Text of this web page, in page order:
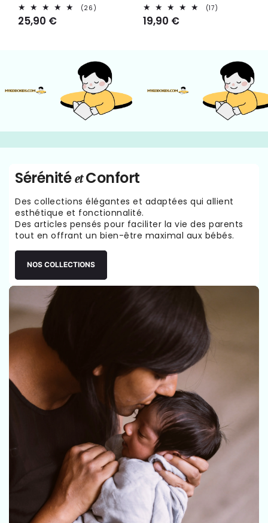
(26)
Prix
25,90 €
(17)
Prix
19,90 €
SérénitéetConfort
Des collections élégantes et adaptées qui allient
esthétique et fonctionnalité.
Des articles pensés pour faciliter la vie des parents
tout en offrant un bien-être maximal aux bébés.
NOS COLLECTIONS